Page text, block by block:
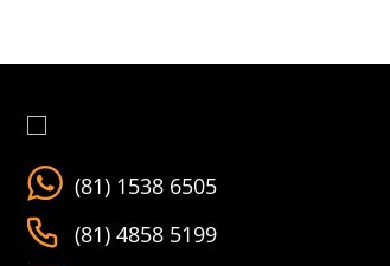
(81) 1538 6505
(81) 4858 5199